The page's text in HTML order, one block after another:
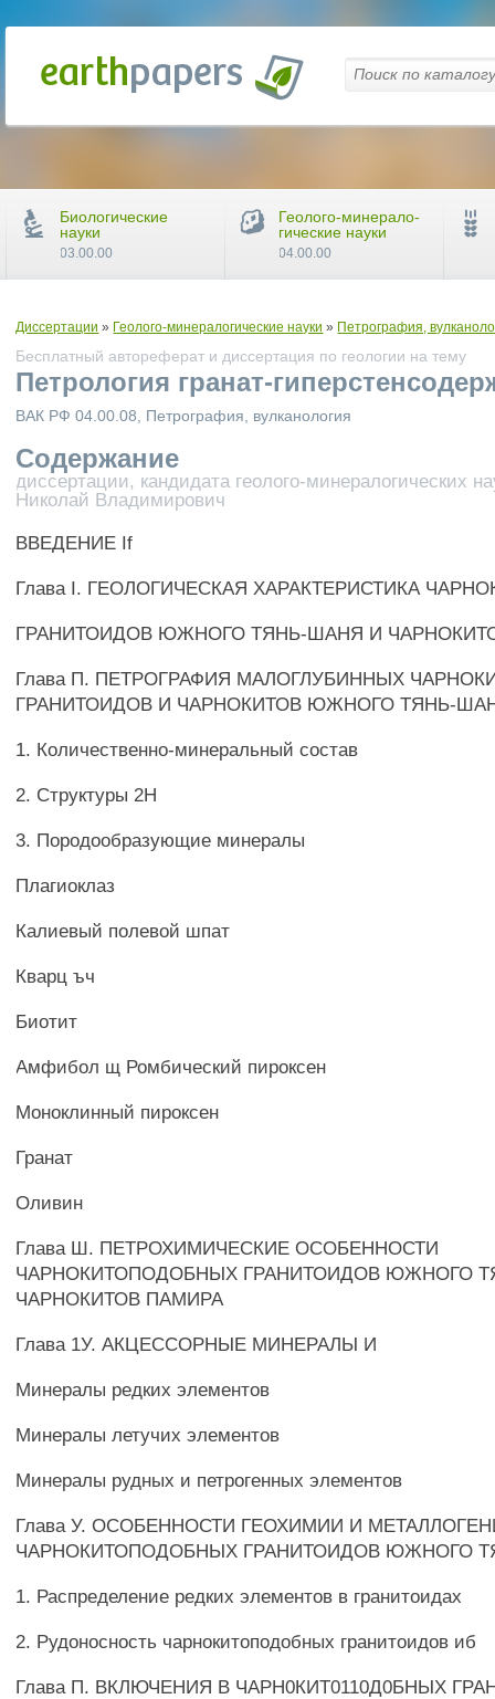
Диссертации » Геолого-минералогические науки » Петрография,
Бесплатный автореферат и диссертация по геологии на тему
Петрология гранат-
ВАК РФ 04.00.08, Петрография, вулканология
Содержание
диссертации, кандидата геолого-минералогических
Николай Владимирович
ВВЕДЕНИЕ If
Глава I. ГЕОЛОГИЧЕСКАЯ ХАРАКТЕРИСТИКА
ГРАНИТОИДОВ ЮЖНОГО ТЯНЬ-ШАНЯ И
Глава П. ПЕТРОГРАФИЯ МАЛОГЛУБИННЫХ
ГРАНИТОИДОВ И ЧАРНОКИТОВ ЮЖНОГО ТЯНЬ-
1. Количественно-минеральный состав
2. Структуры 2Н
3. Породообразующие минералы
Плагиоклаз
Калиевый полевой шпат
Кварц ъч
Биотит
Амфибол щ Ромбический пироксен
Моноклинный пироксен
Гранат
Оливин
Глава Ш. ПЕТРОХИМИЧЕСКИЕ ОСОБЕННОСТИ
ЧАРНОКИТОПОДОБНЫХ ГРАНИТОИДОВ ЮЖНОГО
ЧАРНОКИТОВ ПАМИРА
Глава 1У. АКЦЕССОРНЫЕ МИНЕРАЛЫ И
Минералы редких элементов
Минералы летучих элементов
Минералы рудных и петрогенных элементов
Глава У. ОСОБЕННОСТИ ГЕОХИМИИ И
ЧАРНОКИТОПОДОБНЫХ ГРАНИТОИДОВ ЮЖНОГО
1. Распределение редких элементов в гранитоидах
2. Рудоносность чарнокитоподобных гранитоидов иб
Глава П. ВКЛЮЧЕНИЯ В ЧАРН0КИТ0110Д0БНЫХ
Биологические
науки
03.00.00
Геолого-минерало-
гические науки
04.00.00